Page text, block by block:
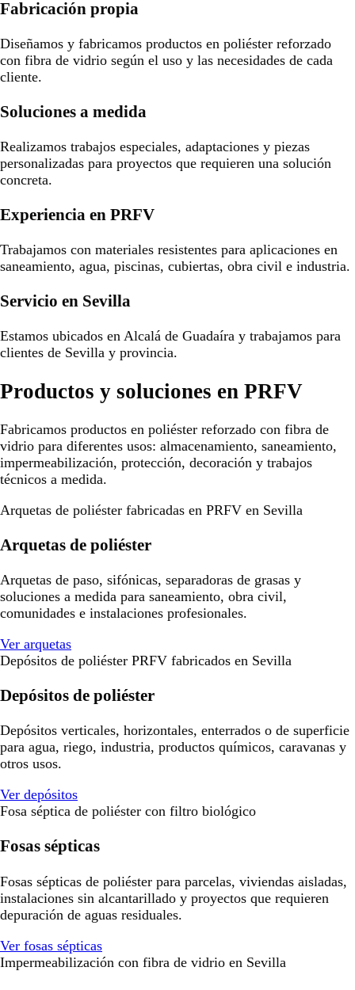
Fabricación propia
Diseñamos y fabricamos productos en poliéster reforzado
con fibra de vidrio según el uso y las necesidades de cada
cliente.
Soluciones a medida
Realizamos trabajos especiales, adaptaciones y piezas
personalizadas para proyectos que requieren una solución
concreta.
Experiencia en PRFV
Trabajamos con materiales resistentes para aplicaciones en
saneamiento, agua, piscinas, cubiertas, obra civil e industria.
Servicio en Sevilla
Estamos ubicados en Alcalá de Guadaíra y trabajamos para
clientes de Sevilla y provincia.
Productos y soluciones en PRFV
Fabricamos productos en poliéster reforzado con fibra de
vidrio para diferentes usos: almacenamiento, saneamiento,
impermeabilización, protección, decoración y trabajos
técnicos a medida.
Arquetas de poliéster fabricadas en PRFV en Sevilla
Arquetas de poliéster
Arquetas de paso, sifónicas, separadoras de grasas y
soluciones a medida para saneamiento, obra civil,
comunidades e instalaciones profesionales.
Ver arquetas
Depósitos de poliéster PRFV fabricados en Sevilla
Depósitos de poliéster
Depósitos verticales, horizontales, enterrados o de superficie
para agua, riego, industria, productos químicos, caravanas y
otros usos.
Ver depósitos
Fosa séptica de poliéster con filtro biológico
Fosas sépticas
Fosas sépticas de poliéster para parcelas, viviendas aisladas,
instalaciones sin alcantarillado y proyectos que requieren
depuración de aguas residuales.
Ver fosas sépticas
Impermeabilización con fibra de vidrio en Sevilla